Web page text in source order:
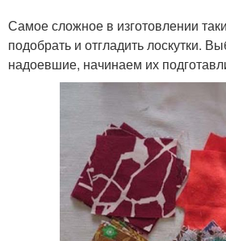
Самое сложное в изготовлении
подобрать и отгладить лоскутки.
надоевшие, начинаем их